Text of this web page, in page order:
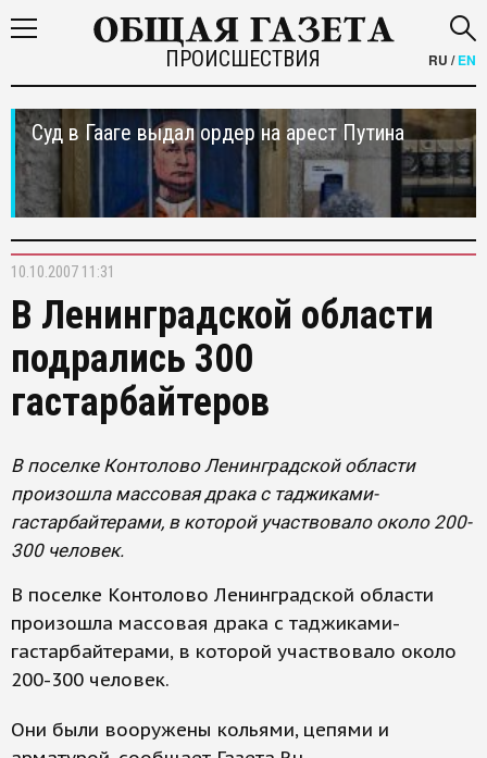
ПРОИСШЕСТВИЯ RU /EN
Суд в Гааге выдал ордер на арест Путина
10.10.2007 11:31
В Ленинградской области
подрались 300
гастарбайтеров
В поселке Контолово Ленинградской области
произошла массовая драка с таджиками-
гастарбайтерами, в которой участвовало около 200-
300 человек.
В поселке Контолово Ленинградской области
произошла массовая драка с таджиками-
гастарбайтерами, в которой участвовало около
200-300 человек.
Они были вооружены кольями, цепями и